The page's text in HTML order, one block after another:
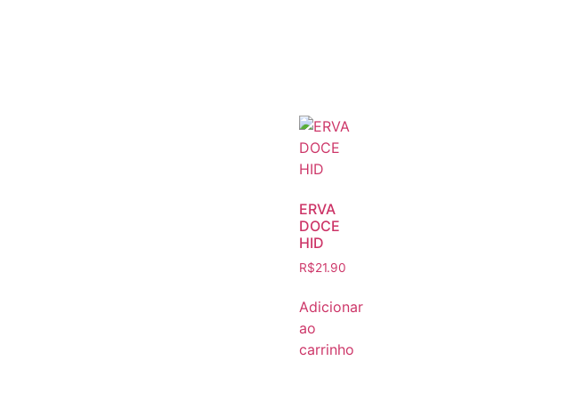
ERVA
DOCE
HID
R$21.90
Adicionar
ao
carrinho